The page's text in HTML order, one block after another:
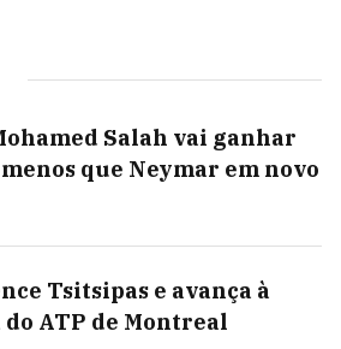
Salah vai ganhar
que Neymar em novo
Tsitsipas e avança à
ATP de Montreal